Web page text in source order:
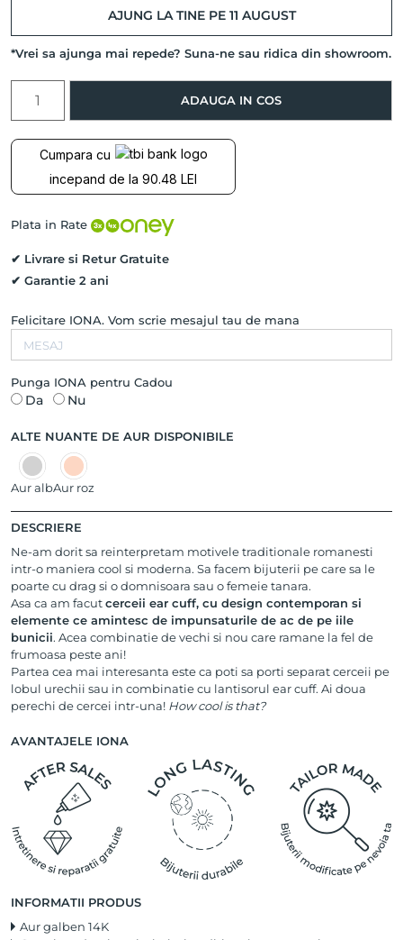
AJUNG LA TINE PE 11 AUGUST
*Vrei sa ajunga mai repede? Suna-ne sau ridica din showroom.
Cercei
set
CALAUZA
Galben
ADAUGA IN COS
Cumpara cu
incepand de la 90.48 LEI
Plata in Rate
✔ Livrare si Retur Gratuite
✔ Garantie 2 ani
Felicitare IONA. Vom scrie mesajul tau de mana
Punga IONA pentru Cadou
Da Nu
ALTE NUANTE DE AUR DISPONIBILE
Aur albAur roz
DESCRIERE
Ne-am dorit sa reinterpretam motivele traditionale romanesti
intr-o maniera cool si moderna. Sa facem bijuterii pe care sa le
poarte cu drag si o domnisoara sau o femeie tanara.
Asa ca am facutcerceii ear cuff, cu design contemporan si
elemente ce amintesc de impunsaturile de ac de pe iile
bunicii. Acea combinatie de vechi si nou care ramane la fel de
frumoasa peste ani!
Partea cea mai interesanta este ca poti sa porti separat cerceii pe
lobul urechii sau in combinatie cu lantisorul ear cuff. Ai doua
perechi de cercei intr-una! How cool is that?
AVANTAJELE IONA
INFORMATII PRODUS
Aur galben 14K